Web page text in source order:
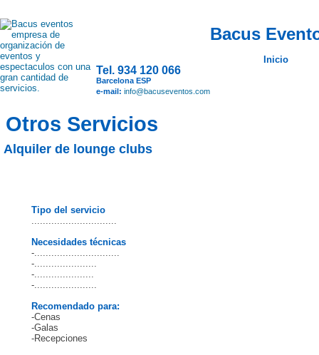
Bacus
Inicio
Tel. 934 120 066
Barcelona ESP
e-mail: info@bacuseventos.com
Otros Servicios
Alquiler de lounge clubs
Tipo del servicio
..............................
Necesidades técnicas
-..............................
-......................
-.....................
-......................
Recomendado para:
-Cenas
-Galas
-Recepciones